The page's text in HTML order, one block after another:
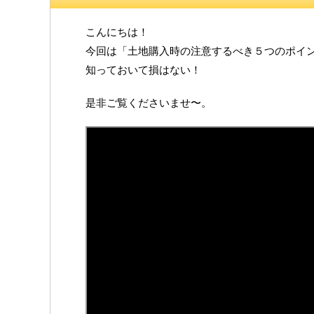
こんにちは！
今回は「土地購入時の注意するべき５つのポイ
知っておいて損はない！
是非ご覧くださいませ〜。